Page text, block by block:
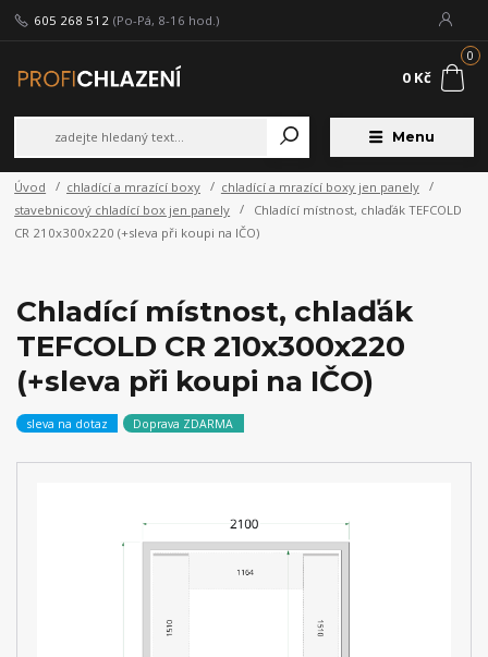
Menu
605 268 512 (Po-Pá, 8-16 hod.)
0
0 Kč
Úvod chladící a mrazící boxy
chladící a mrazící boxy jen panely
stavebnicový chladící box jen panely
Chladící místnost, chlaďák TEFCOLD
CR 210x300x220 (+sleva při koupi na IČO)
Chladící místnost, chlaďák
TEFCOLD CR 210x300x220
(+sleva při koupi na IČO)
sleva na dotaz Doprava ZDARMA